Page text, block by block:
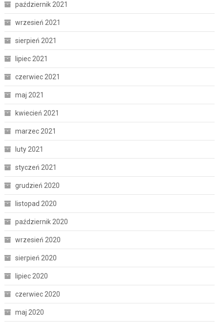
październik 2021
wrzesień 2021
sierpień 2021
lipiec 2021
czerwiec 2021
maj 2021
kwiecień 2021
marzec 2021
luty 2021
styczeń 2021
grudzień 2020
listopad 2020
październik 2020
wrzesień 2020
sierpień 2020
lipiec 2020
czerwiec 2020
maj 2020